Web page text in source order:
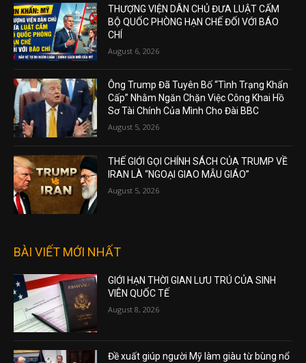
THƯỢNG VIỆN DÂN CHỦ ĐƯA LUẬT CẤM
BỘ QUỐC PHÒNG HẠN CHẾ ĐỐI VỚI BÁO
CHÍ
August 6, 2026
Ông Trump Đã Tuyên Bố “Tình Trạng Khẩn
Cấp” Nhằm Ngăn Chặn Việc Công Khai Hồ
Sơ Tài Chính Của Mình Cho Đài BBC
August 5, 2026
THẾ GIỚI GỌI CHÍNH SÁCH CỦA TRUMP VỀ
IRAN LÀ “NGOẠI GIAO MẪU GIÁO”
August 5, 2026
BÀI VIẾT MỚI NHẤT
GIỚI HẠN THỜI GIAN LƯU TRÚ CỦA SINH
VIÊN QUỐC TẾ
August 8, 2026
Đề xuất giúp người Mỹ làm giàu từ bùng nổ